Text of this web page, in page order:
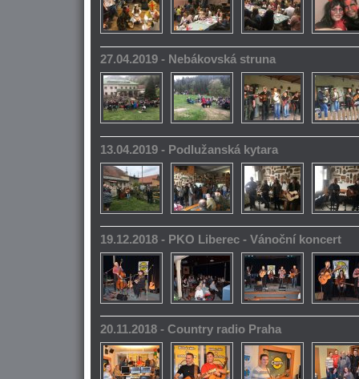
27.04.2019 - Nebákovská struna
13.04.2019 - Podlužanská kytara
19.12.2018 - PKO Liberec - Vánoční koncert
20.11.2018 - Country radio Praha